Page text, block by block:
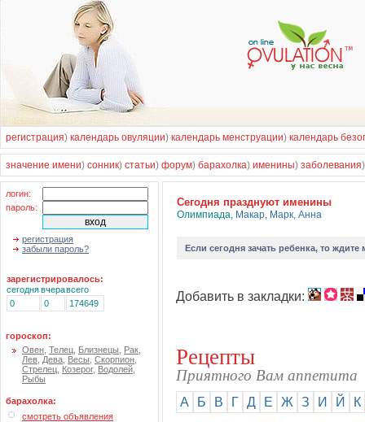
регистрация) календарь овуляции) календарь менструации) календарь
значение имени) сонник) статьи) форум) барахолка) именины) заболевания
логин:
пароль:
регистрация
забыли пароль?
зарегистрировалось:
сегоднявчеравсего
0
0 174649
гороскоп:
Овен Телец Близнецы Рак
Лев Дева Весы Скорпион
Стрелец Козерог, Водолей
Рыбы
барахолка:
смотреть объявления
Cегодня празднуют именины
Олимпиада, Макар, Марк, Анна
Если сегодня зачать ребенка, то
Добавить в закладки:
Рецепты
Приятного Вам аппетита
А Б В Г Д Е Ж З И Й
К